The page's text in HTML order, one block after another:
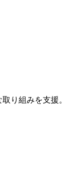
り組みを支援。